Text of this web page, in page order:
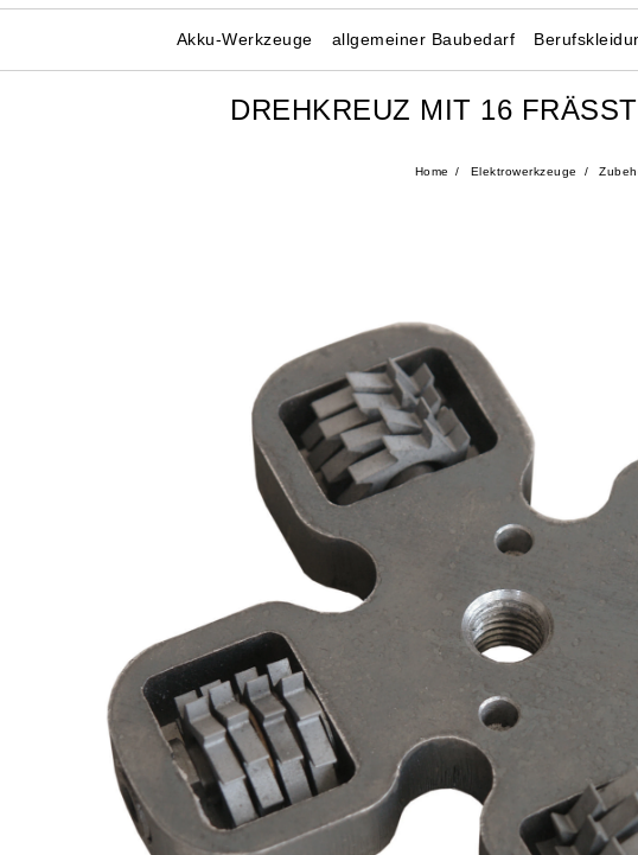
Akku-Werkzeuge allgemeiner Baubedarf
DREHKREUZ MIT 16
Home Elektrowerkzeuge